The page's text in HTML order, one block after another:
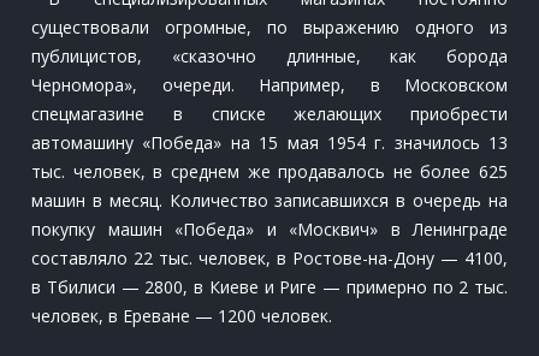
существовали огромные, по выражению одного из
публицистов, «сказочно длинные, как борода
Черномора», очереди. Например, в Московском
спецмагазине в списке желающих приобрести
автомашину «Победа» на 15 мая 1954 г. значилось 13
тыс. человек, в среднем же продавалось не более 625
машин в месяц. Количество записавшихся в очередь на
покупку машин «Победа» и «Москвич» в Ленинграде
составляло 22 тыс. человек, в Ростове-на-Дону — 4100,
в Тбилиси — 2800, в Киеве и Риге — примерно по 2 тыс.
человек, в Ереване — 1200 человек.